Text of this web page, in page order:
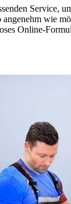
Service,
wie
Online-